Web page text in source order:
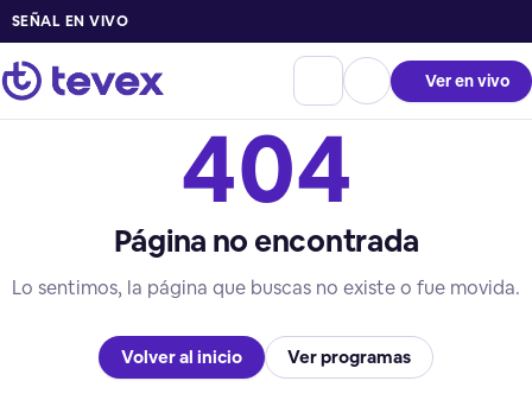
SEÑAL EN VIVO
Ver en vivo
404
Página no encontrada
Lo sentimos, la página que buscas no existe o fue movida.
Volver al inicio Ver programas